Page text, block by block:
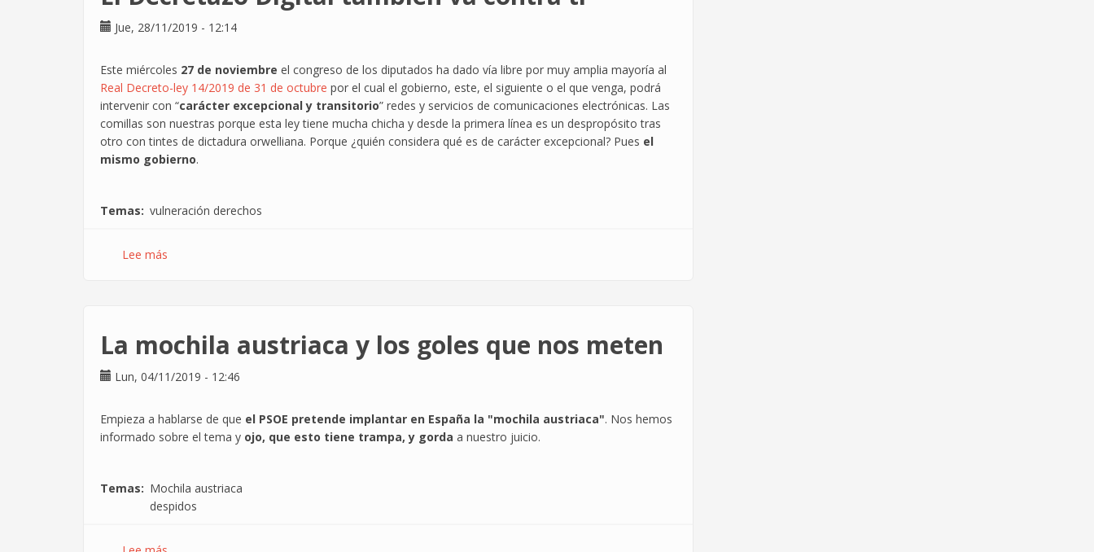
Jue, 28/11/2019 - 12:14
Este miércoles 27 de noviembre el congreso de los diputados ha dado vía libre por muy amplia mayoría al
Real Decreto-ley 14/2019 de 31 de octubre por el cual el gobierno, este, el siguiente o el que venga, podrá
intervenir con “carácter excepcional y transitorio” redes y servicios de comunicaciones electrónicas. Las
comillas son nuestras porque esta ley tiene mucha chicha y desde la primera línea es un despropósito tras
otro con tintes de dictadura orwelliana. Porque ¿quién considera qué es de carácter excepcional? Pues el
mismo gobierno.
Temas vulneración derechos
Lee más
va
ti
La mochila austriaca y los goles que nos meten
Lun, 04/11/2019 - 12:46
Empieza a hablarse de que el PSOE pretende implantar en España la "mochila austriaca". Nos hemos
informado sobre el tema y ojo, que esto tiene trampa, y gorda a nuestro juicio.
Temas
Mochila austriaca
despidos